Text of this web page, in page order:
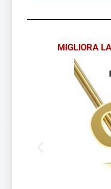
MIGLIORA